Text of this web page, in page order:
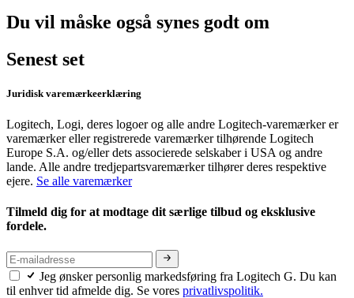
Du vil måske også synes godt om
Senest set
Juridisk varemærkeerklæring
Logitech, Logi, deres logoer og alle andre Logitech-varemærker er
varemærker eller registrerede varemærker tilhørende Logitech
Europe S.A. og/eller dets associerede selskaber i USA og andre
lande. Alle andre tredjepartsvaremærker tilhører deres respektive
ejere. Se alle varemærker
Tilmeld dig for at modtage dit særlige tilbud og eksklusive
fordele.
Jeg ønsker personlig markedsføring fra Logitech G. Du kan
til enhver tid afmelde dig. Se vores privatlivspolitik.